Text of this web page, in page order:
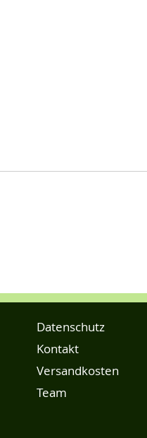
Datenschutz
Kontakt
Versandkosten
Team